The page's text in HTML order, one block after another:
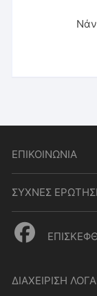
ΕΠΙΚΟΙΝΩΝΙΑ
ΣΥΧΝΕΣ
ΔΙΑΧΕΙΡΙΣΗ